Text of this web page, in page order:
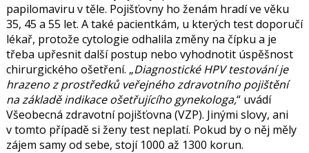
papilomaviru v těle. Pojišťovny ho ženám hradí ve věku
35, 45 a 55 let. A také pacientkám, u kterých test doporučí
lékař, protože cytologie odhalila změny na čípku a je
třeba upřesnit další postup nebo vyhodnotit úspěšnost
chirurgického ošetření. Diagnostické HPV testování je
hrazeno z prostředků veřejného zdravotního pojištění
na základě indikace ošetřujícího gynekologa, uvádí
Všeobecná zdravotní pojišťovna (VZP). Jinými slovy, ani
v tomto případě si ženy test neplatí. Pokud by o něj měly
zájem samy od sebe, stojí 1000 až 1300 korun.